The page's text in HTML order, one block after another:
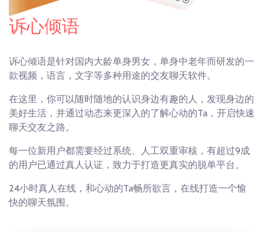
诉心倾语
诉心倾语是针对国内大龄单身男女，单身中老年而研发的一
款视频，语言，文字等多种用途的交友聊天软件。
在这里，你可以随时随地的认识身边有趣的人，发现身边的
美好生活，并通过动态来更深入的了解心动的Ta，开启快速
聊天交友之路。
每一位新用户都需要经过系统、人工双重审核，有超过9成
的用户已通过真人认证，致力于打造更真实的脱单平台。
24小时真人在线，和心动的Ta畅所欲言，在线打造一个愉
快的聊天氛围。